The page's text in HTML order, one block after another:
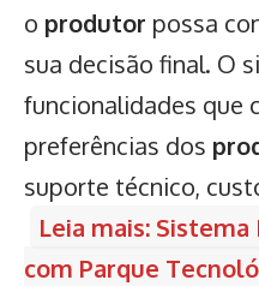
o produtor possa
sua decisão final. O
funcionalidades que
preferências dos
suporte técnico,
Leia mais:
com Parque